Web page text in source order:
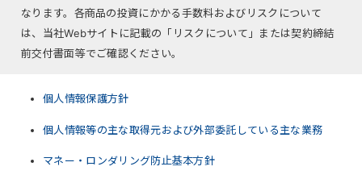
なります。各商品の投資にかかる手数料およびリスクについて
は、当社Webサイトに記載の「リスクについて」または契約締結
前交付書面等でご確認ください。
個人情報保護方針
個人情報等の主な取得元および外部委託している主な業務
マネー・ロンダリング防止基本方針